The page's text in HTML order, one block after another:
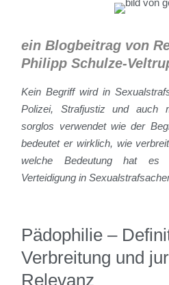
ein Blogbeitrag von
Philipp Schulze-
Kein Begriff wird in
Polizei, Strafjustiz und auch
sorglos verwendet wie der
bedeutet er wirklich, wie
welche Bedeutung hat es
Verteidigung in
Pädophilie –
Verbreitung und
Relevanz